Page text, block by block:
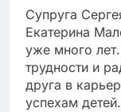
Супруга
Екатерина
уже много
трудности и
друга в
успехам детей.